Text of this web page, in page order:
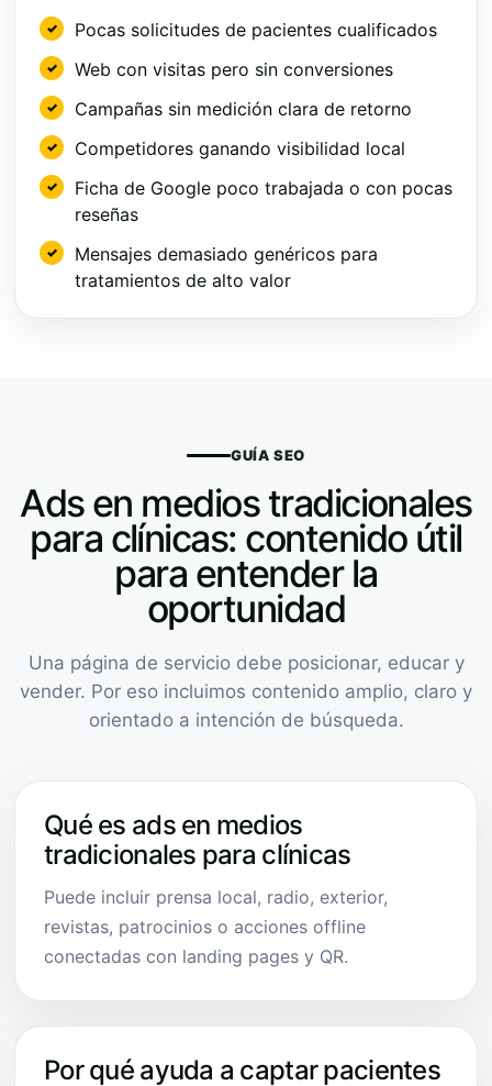
Pocas solicitudes de pacientes cualificados
Web con visitas pero sin conversiones
Campañas sin medición clara de retorno
Competidores ganando visibilidad local
Ficha de Google poco trabajada o con pocas
reseñas
Mensajes demasiado genéricos para
tratamientos de alto valor
GUÍA SEO
Ads en medios tradicionales
para clínicas: contenido útil
para entender la
oportunidad
Una página de servicio debe posicionar, educar y
vender. Por eso incluimos contenido amplio, claro y
orientado a intención de búsqueda.
Qué es ads en medios
tradicionales para clínicas
Puede incluir prensa local, radio, exterior,
revistas, patrocinios o acciones offline
conectadas con landing pages y QR.
Por qué ayuda a captar pacientes